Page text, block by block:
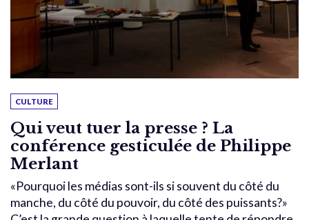
CULTURE
Qui veut tuer la presse ? La
conférence gesticulée de Philippe
Merlant
«Pourquoi les médias sont-ils si souvent du côté du
manche, du côté du pouvoir, du côté des puissants?»